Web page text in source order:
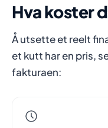
Hva koster
Å utsette et reelt
et kutt har en pris,
fakturaen: